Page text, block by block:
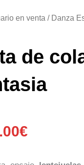
en venta / Danza
de
€